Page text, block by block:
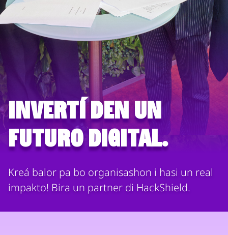
Invertí den un
futuro digital.
Kreá balor pa bo organisashon i hasi un real
impakto! Bira un partner di HackShield.